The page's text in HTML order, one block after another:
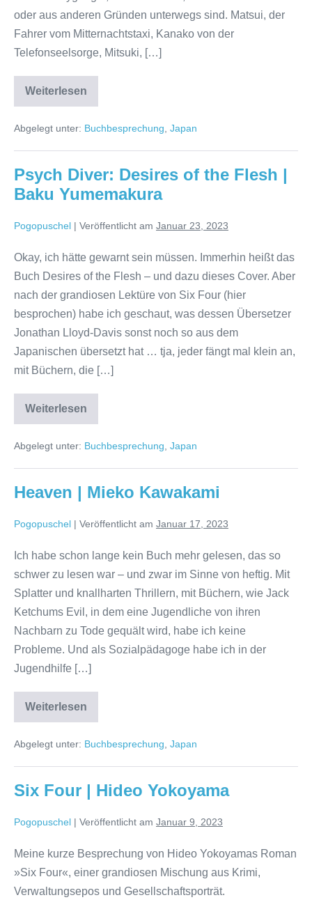
oder aus anderen Gründen unterwegs sind. Matsui, der
Fahrer vom Mitternachtstaxi, Kanako von der
Telefonseelsorge, Mitsuki, […]
Weiterlesen
|
Atsuhiro
Abgelegt unter: Buchbesprechung, Japan
Psych Diver: Desires of the Flesh |
Baku Yumemakura
Pogopuschel | Veröffentlicht am Januar 23, 2023
Okay, ich hätte gewarnt sein müssen. Immerhin heißt das
Buch Desires of the Flesh – und dazu dieses Cover. Aber
nach der grandiosen Lektüre von Six Four (hier
besprochen) habe ich geschaut, was dessen Übersetzer
Jonathan Lloyd-Davis sonst noch so aus dem
Japanischen übersetzt hat … tja, jeder fängt mal klein an,
mit Büchern, die […]
Weiterlesen
of
the
Baku
Yumemakura
Abgelegt unter: Buchbesprechung, Japan
Heaven | Mieko Kawakami
Pogopuschel | Veröffentlicht am Januar 17, 2023
Ich habe schon lange kein Buch mehr gelesen, das so
schwer zu lesen war – und zwar im Sinne von heftig. Mit
Splatter und knallharten Thrillern, mit Büchern, wie Jack
Ketchums Evil, in dem eine Jugendliche von ihren
Nachbarn zu Tode gequält wird, habe ich keine
Probleme. Und als Sozialpädagoge habe ich in der
Jugendhilfe […]
Weiterlesen
Kawakami
Abgelegt unter: Buchbesprechung, Japan
Six Four | Hideo Yokoyama
Pogopuschel | Veröffentlicht am Januar 9, 2023
Meine kurze Besprechung von Hideo Yokoyamas Roman
»Six Four«, einer grandiosen Mischung aus Krimi,
Verwaltungsepos und Gesellschaftsporträt.